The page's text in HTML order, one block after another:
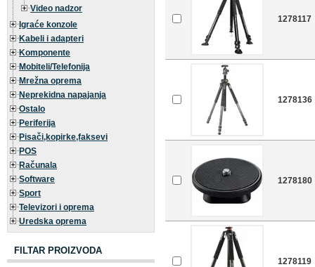
Video nadzor
Igraće konzole
Kabeli i adapteri
Komponente
Mobiteli/Telefonija
Mrežna oprema
Neprekidna napajanja
Ostalo
Periferija
Pisači,kopirke,faksevi
POS
Računala
Software
Sport
Televizori i oprema
Uredska oprema
FILTAR PROIZVODA
1278117
1278136
1278180
1278119